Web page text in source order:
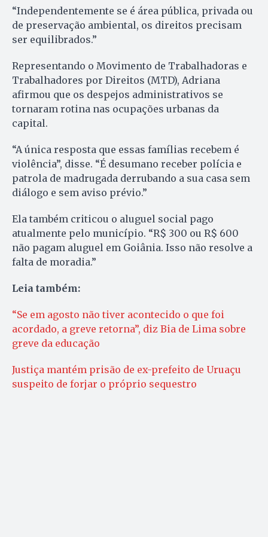
“Independentemente se é área pública, privada ou
de preservação ambiental, os direitos precisam
ser equilibrados.”
Representando o Movimento de Trabalhadoras e
Trabalhadores por Direitos (MTD), Adriana
afirmou que os despejos administrativos se
tornaram rotina nas ocupações urbanas da
capital.
“A única resposta que essas famílias recebem é
violência”, disse. “É desumano receber polícia e
patrola de madrugada derrubando a sua casa sem
diálogo e sem aviso prévio.”
Ela também criticou o aluguel social pago
atualmente pelo município. “R$ 300 ou R$ 600
não pagam aluguel em Goiânia. Isso não resolve a
falta de moradia.”
Leia também:
“Se em agosto não tiver acontecido o que foi
acordado, a greve retorna”, diz Bia de Lima sobre
greve da educação
Justiça mantém prisão de ex-prefeito de Uruaçu
suspeito de forjar o próprio sequestro